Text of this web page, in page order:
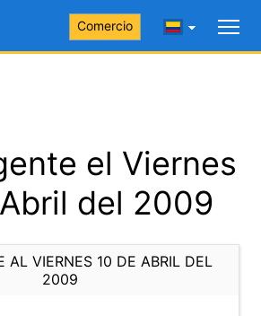
Comercio
el Viernes
del 2009
AL VIERNES 10 DE ABRIL DEL
2009